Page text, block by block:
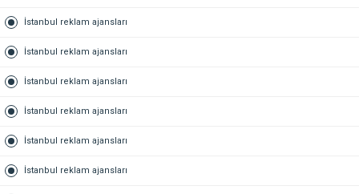
İstanbul reklam ajansları
İstanbul reklam ajansları
İstanbul reklam ajansları
İstanbul reklam ajansları
İstanbul reklam ajansları
İstanbul reklam ajansları